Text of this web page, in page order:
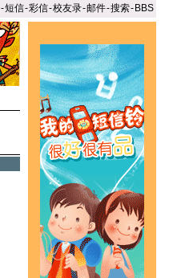
-短信-彩信-校友录-邮件-搜索- BBS